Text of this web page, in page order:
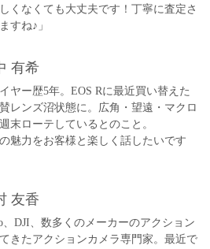
しくなくても大丈夫です！丁寧に査定さ
すね♪」
有希
ヤー歴5年。EOS Rに最近買い替えた
レンズ沼状態に。広角・望遠・マクロ
末ローテしているとのこと。
の魅力をお客様と楽しく話したいです
友香
、DJI、数多くのメーカーのアクション
きたアクションカメラ専門家。最近で